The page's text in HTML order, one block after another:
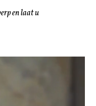
en laat u